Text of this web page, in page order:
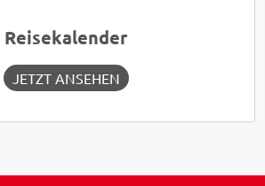
Reisekalender
JETZT ANSEHEN